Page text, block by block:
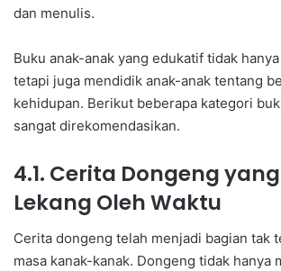
dan menulis.
Buku anak-anak yang edukatif tidak
tetapi juga mendidik anak-anak tentang
kehidupan. Berikut beberapa kategori
sangat direkomendasikan.
4.1. Cerita Dongeng
Lekang Oleh Waktu
Cerita dongeng telah menjadi bagian tak
masa kanak-kanak. Dongeng tidak hanya